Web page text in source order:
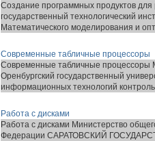
Создание программных продуктов
государственный технологический
Математического моделирования и
Современные табличные процессоры
Современные табличные процессоры
Оренбургский государственный
информационных технологий
Работа с дисками
Работа с дисками Министерство
Федерации САРАТОВСКИЙ